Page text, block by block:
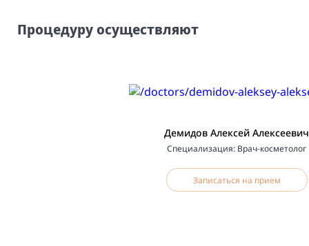
Процедуру осуществляют
Демидов Алексей Алексеевич
Специализация: Врач-косметолог
Записаться на прием